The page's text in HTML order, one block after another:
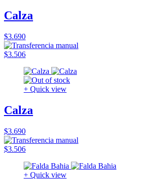
Calza
$3.690
$3.506
+ Quick view
Calza
$3.690
$3.506
+ Quick view